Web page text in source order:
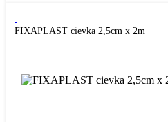
FIXAPLAST cievka 2,5cm x 2m